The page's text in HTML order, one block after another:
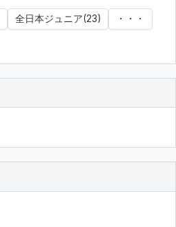
全日本ジュニア(23)
・・・